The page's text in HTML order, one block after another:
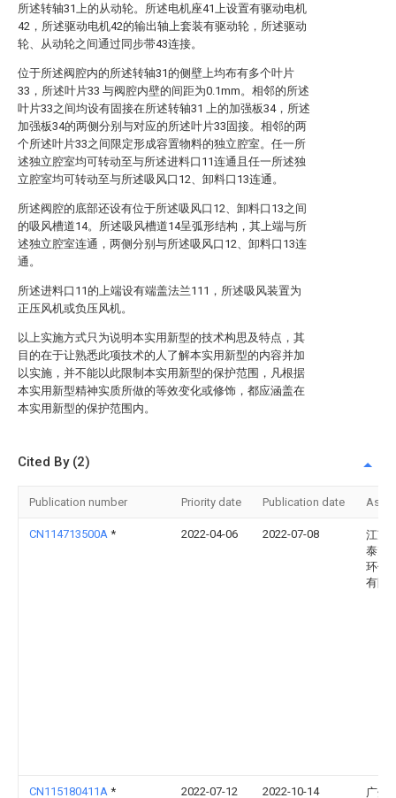
所述转轴31上的从动轮。所述电机座41上设置有驱动电机
42，所述驱动电机42的输出轴上套装有驱动轮，所述驱动
轮、从动轮之间通过同步带43连接。
位于所述阀腔内的所述转轴31的侧壁上均布有多个叶片
33，所述叶片33 与阀腔内壁的间距为0.1mm。相邻的所述
叶片33之间均设有固接在所述转轴31 上的加强板34，所述
加强板34的两侧分别与对应的所述叶片33固接。相邻的两
个所述叶片33之间限定形成容置物料的独立腔室。任一所
述独立腔室均可转动至与所述进料口11连通且任一所述独
立腔室均可转动至与所述吸风口12、卸料口13连通。
所述阀腔的底部还设有位于所述吸风口12、卸料口13之间
的吸风槽道14。所述吸风槽道14呈弧形结构，其上端与所
述独立腔室连通，两侧分别与所述吸风口12、卸料口13连
通。
所述进料口11的上端设有端盖法兰111，所述吸风装置为
正压风机或负压风机。
以上实施方式只为说明本实用新型的技术构思及特点，其
目的在于让熟悉此项技术的人了解本实用新型的内容并加
以实施，并不能以此限制本实用新型的保护范围，凡根据
本实用新型精神实质所做的等效变化或修饰，都应涵盖在
本实用新型的保护范围内。
Cited By (2)
Publication number Priority date Publication date
CN114713500A * 2022-04-06 2022-07-08
江苏
泰克
环保
有限
CN115180411A * 2022-07-12 2022-10-14 广州